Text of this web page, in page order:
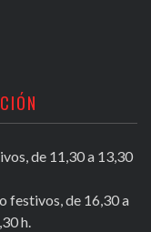
de 11,30 a 13,30
festivos, de 16,30 a
h.